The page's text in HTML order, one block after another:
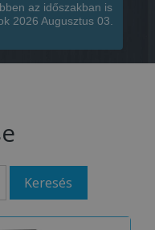
Keresés
az időszakban is
2026 Augusztus 03.